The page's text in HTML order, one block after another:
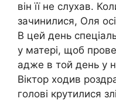
він її не слухав.
зачинилися, Оля
В цей день
у матері, щоб
адже в той день у
Віктор ходив
голові крутилися